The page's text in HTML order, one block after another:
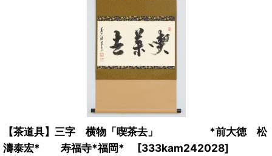
【茶道具】三字 横物「喫茶去」 *前大徳 松
濤泰宏* 寿福寺*福岡*
[333kam242028]